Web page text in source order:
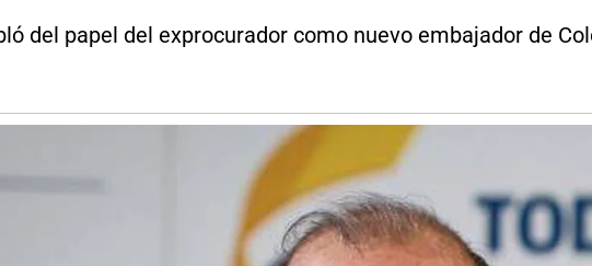
del papel del exprocurador como nuevo embajador de